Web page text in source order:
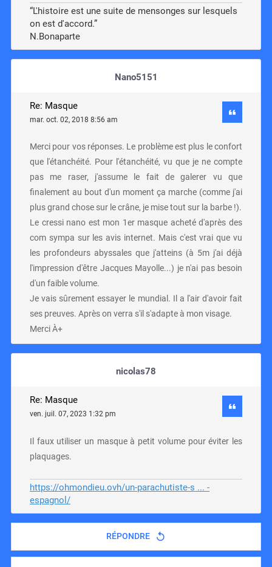
“L'histoire est une suite de mensonges sur lesquels
on est d'accord.”
N.Bonaparte
Nano5151
Re: Masque
mar. oct. 02, 2018 8:56 am
Merci pour vos réponses. Le problème est plus le confort
que l'étanchéité. Pour l'étanchéité, vu que je ne compte
pas me raser, j'assume le fait de galerer vu que
finalement au bout d'un moment ça marche (comme j'ai
plus grand chose sur le crâne, je mise tout sur la barbe !).
Le cressi nano est mon 1er masque acheté d'après des
com sympa sur les avis internet. Mais c'est vrai que vu
les profondeurs abyssales que j'atteins (à 5m j'ai déjà
l'impression d'être Jacques Mayolle...) je n'ai pas besoin
d'un faible volume.
Je vais sûrement essayer le mundial. Il a l'air d'avoir fait
ses preuves. Après on verra s'il s'adapte à mon visage.
Merci À+
nicolas78
Re: Masque
ven. juil. 07, 2023 1:32 pm
Il faux utiliser un masque à petit volume pour éviter les
plaquages.
https://ohmondieu.ovh/un-parachutiste-s ... -
espagnol/
RÉPONDRE